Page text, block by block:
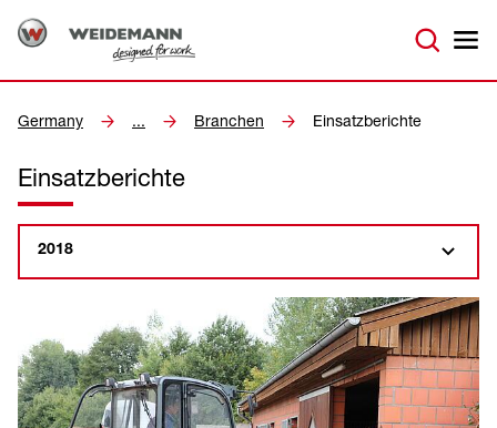
Germany ... Branchen Einsatzberichte
Einsatzberichte
2018